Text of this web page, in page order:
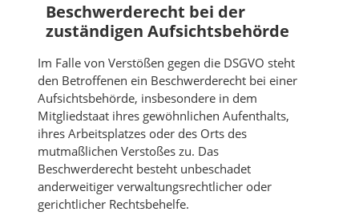
Beschwerde­recht bei der
zuständigen Aufsichts­behörde
Im Falle von Verstößen gegen die DSGVO steht
den Betroffenen ein Beschwerderecht bei einer
Aufsichtsbehörde, insbesondere in dem
Mitgliedstaat ihres gewöhnlichen Aufenthalts,
ihres Arbeitsplatzes oder des Orts des
mutmaßlichen Verstoßes zu. Das
Beschwerderecht besteht unbeschadet
anderweitiger verwaltungsrechtlicher oder
gerichtlicher Rechtsbehelfe.